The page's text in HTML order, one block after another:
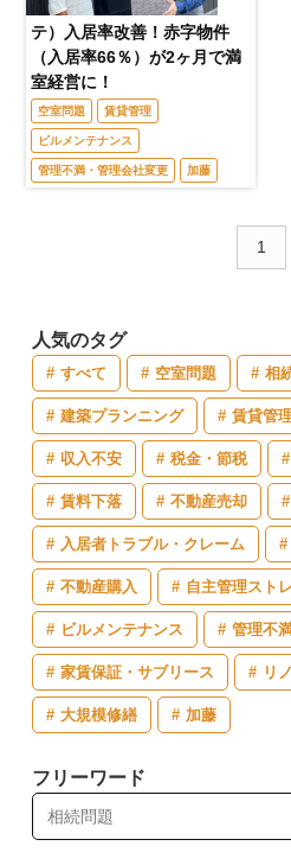
テ）入居率改善！赤字物件
（入居率66％）が2ヶ月で満
室経営に！
空室問題 賃貸管理
ビルメンテナンス
管理不満・管理会社変更 加藤
1
人気のタグ
すべて 空室問題 相
建築プランニング 賃貸管
収入不安 税金・節税
賃料下落 不動産売却
入居者トラブル・クレーム
不動産購入 自主管理スト
ビルメンテナンス 管理不
家賃保証・サブリース リ
大規模修繕 加藤
フリーワード